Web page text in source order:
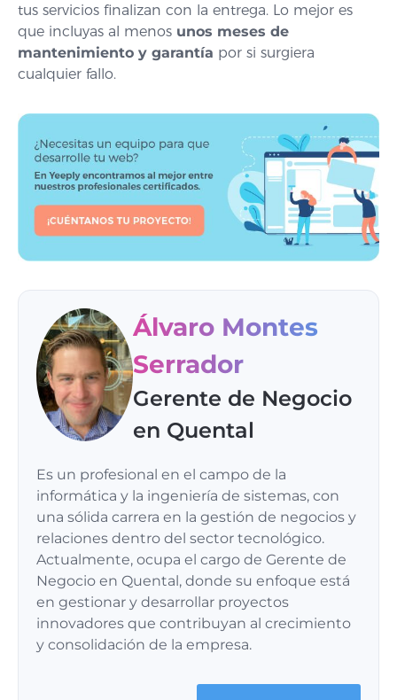
tus servicios finalizan con la entrega. Lo mejor es
que incluyas al menos unos meses de
mantenimiento y garantía por si surgiera
cualquier fallo.
Álvaro Montes
Serrador
Gerente de Negocio
en Quental
Es un profesional en el campo de la
informática y la ingeniería de sistemas, con
una sólida carrera en la gestión de negocios y
relaciones dentro del sector tecnológico.
Actualmente, ocupa el cargo de Gerente de
Negocio en Quental, donde su enfoque está
en gestionar y desarrollar proyectos
innovadores que contribuyan al crecimiento
y consolidación de la empresa.